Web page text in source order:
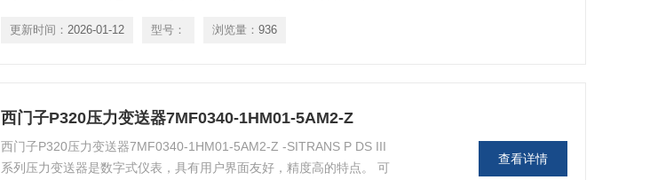
更新时间： 2026-01-12 型号： 浏览量： 936
西门子P320压力变送器7MF0340-1HM01-5AM2-Z
西门子P320压力变送器7MF0340-1HM01-5AM2-Z -SITRANS P DS III
系列压力变送器是数字式仪表，具有用户界面友好，精度高的特点。 可
查看详情